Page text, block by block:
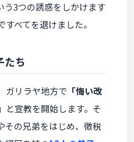
う3つの誘惑をしかけます
べてを退けました。
たち
ガリラヤ地方で 「悔い改
と宣教を開始します。そ
その兄弟をはじめ、徴税